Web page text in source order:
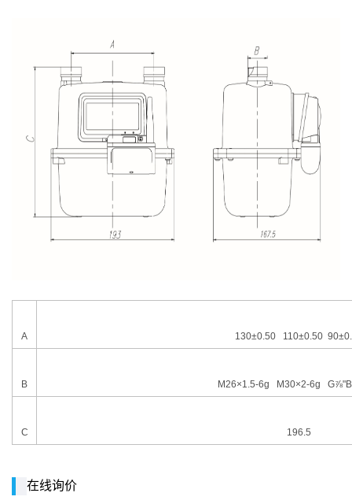
A 130±0.50 110±0.50
B M26×1.5-6g M30×2-6g G⅞"
C 196.5
在线询价